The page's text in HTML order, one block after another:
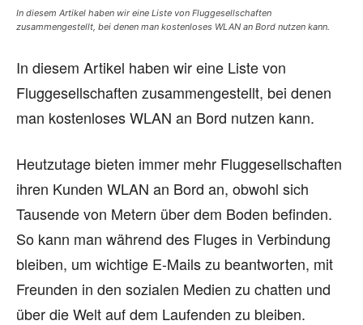
In diesem Artikel haben wir eine Liste von Fluggesellschaften
zusammengestellt, bei denen man kostenloses WLAN an Bord nutzen kann.
In diesem Artikel haben wir eine Liste von
Fluggesellschaften zusammengestellt, bei denen
man kostenloses WLAN an Bord nutzen kann.
Heutzutage bieten immer mehr Fluggesellschaften
ihren Kunden WLAN an Bord an, obwohl sich
Tausende von Metern über dem Boden befinden.
So kann man während des Fluges in Verbindung
bleiben, um wichtige E-Mails zu beantworten, mit
Freunden in den sozialen Medien zu chatten und
über die Welt auf dem Laufenden zu bleiben.